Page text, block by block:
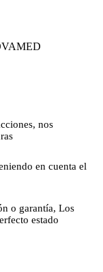
nos
en cuenta el
o garantía, Los
estado